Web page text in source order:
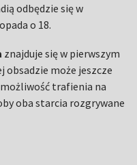
odbędzie się w
o 18.
znajduje się w pierwszym
obsadzie może jeszcze
trafienia na
oba starcia rozgrywane